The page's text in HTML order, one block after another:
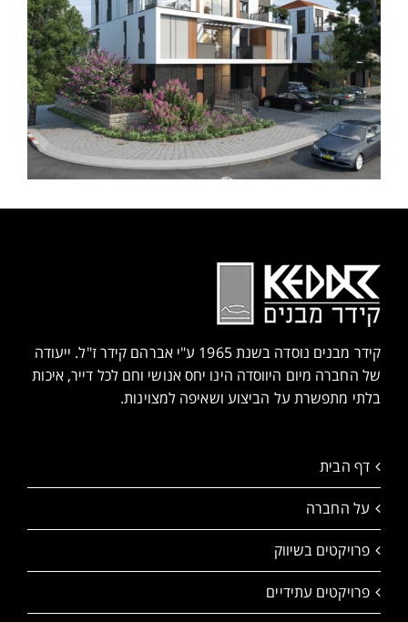
קידר מבנים נוסדה בשנת 1965 ע"י אברהם קידר ז"ל. ייעודה
של החברה מיום היווסדה הינו יחס אנושי וחם לכל דייר, איכות
בלתי מתפשרת על הביצוע ושאיפה למצוינות.
דף הבית
על החברה
פרויקטים בשיווק
פרויקטים עתידיים